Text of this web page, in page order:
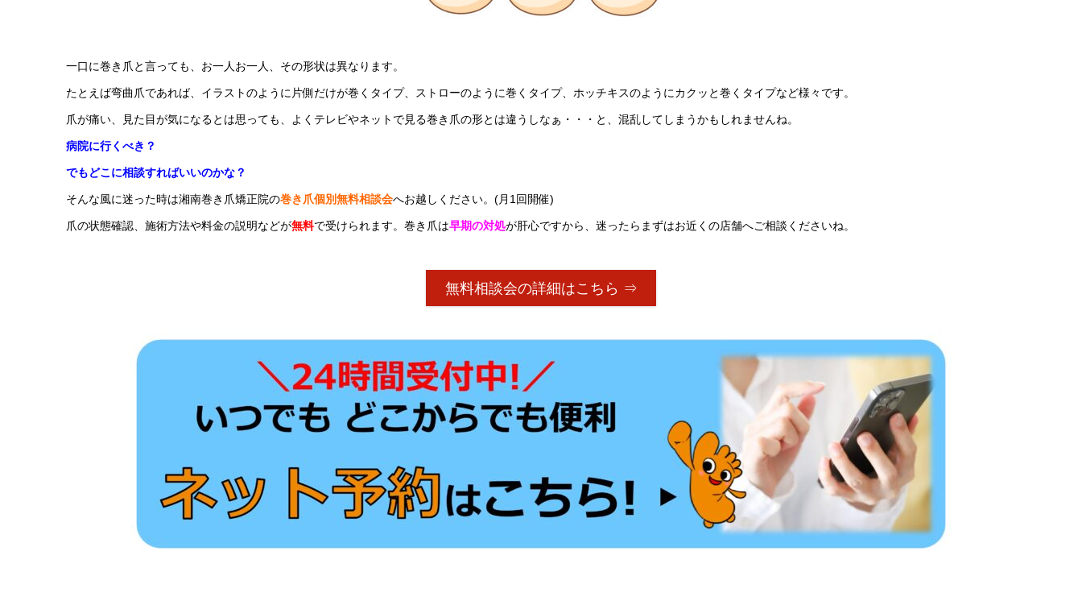
一口に巻き爪と言っても、お一人お一人、その形状は異なります。
たとえば弯曲爪であれば、イラストのように片側だけが巻くタイプ、ストローのように巻くタイプ、ホッチキスのようにカクッと巻くタイプなど様々です。
爪が痛い、見た目が気になるとは思っても、よくテレビやネットで見る巻き爪の形とは違うしなぁ・・・と、混乱してしまうかもしれませんね。
病院に行くべき？
でもどこに相談すればいいのかな？
そんな風に迷った時は湘南巻き爪矯正院の巻き爪個別無料相談会へお越しください。(月1回開催)
爪の状態確認、施術方法や料金の説明などが無料で受けられます。巻き爪は早期の対処が肝心ですから、迷ったらまずはお近くの店舗へご相談くださいね。
無料相談会の詳細はこちら ⇒